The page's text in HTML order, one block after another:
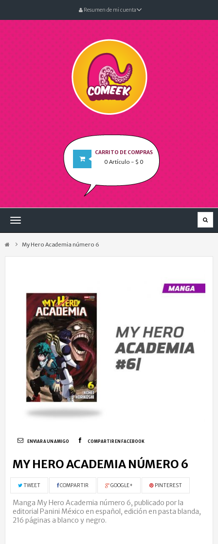
Resumen de mi cuenta
CARRITO DE COMPRAS
0 Artículo - $ 0
Navegación
My Hero Academia número 6
ENVIAR A UN AMIGO COMPARTIR EN FACEBOOK
MY HERO ACADEMIA NÚMERO 6
TWEET COMPARTIR GOOGLE+ PINTEREST
Manga My Hero Academia número 6, publicado por la
editorial Panini México en español, edición en pasta blanda,
216 páginas a blanco y negro.